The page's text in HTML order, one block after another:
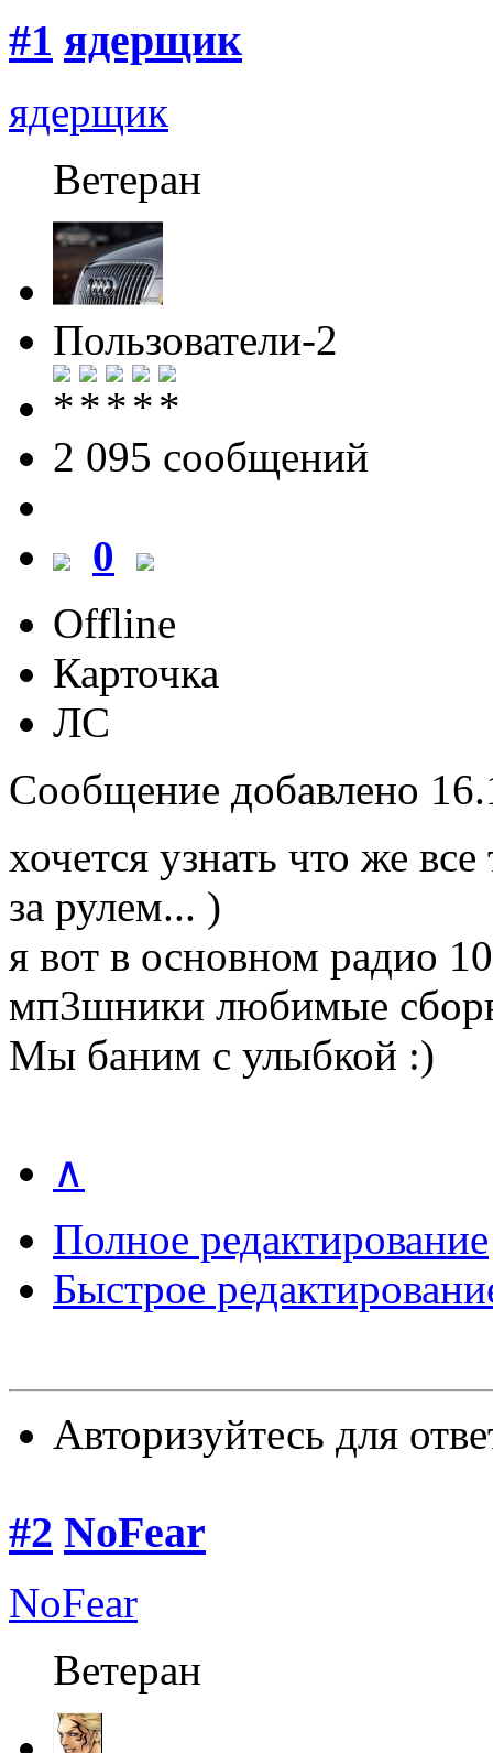
#1 ядерщик
ядерщик
Ветеран
Пользователи-2
2 095 cообщений
0
Offline
Карточка
ЛС
Сообщение добавлено
хочется узнать что же
за рулем... )
я вот в основном радио
мп3шники любимые
Мы баним с улыбкой :)
∧
Полное редактирование
Быстрое
Авторизуйтесь для
#2 NoFear
NoFear
Ветеран